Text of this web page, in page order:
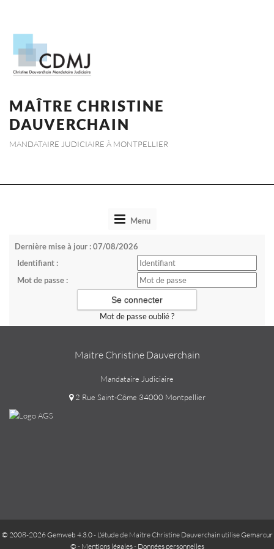
MAÎTRE CHRISTINE
DAUVERCHAIN
MANDATAIRE JUDICIAIRE À MONTPELLIER
ToggleMenu
Dernière mise à jour : 07/08/2026
Identifiant :
Mot de passe :
Mot de passe oublié ?
Maitre Christine Dauverchain
Mandataire Judiciaire
2 Rue Saint-Côme 34000 Montpellier
© 2008-2026 Gemweb 4.3.0- L'étude de Maitre Christine Dauverchain utiliseGemarcur
© - Mentions légales- Données personnelles